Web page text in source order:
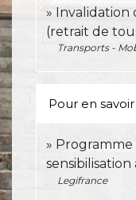
Invalidation
(retrait de
Transports -
Pour en
Legifrance